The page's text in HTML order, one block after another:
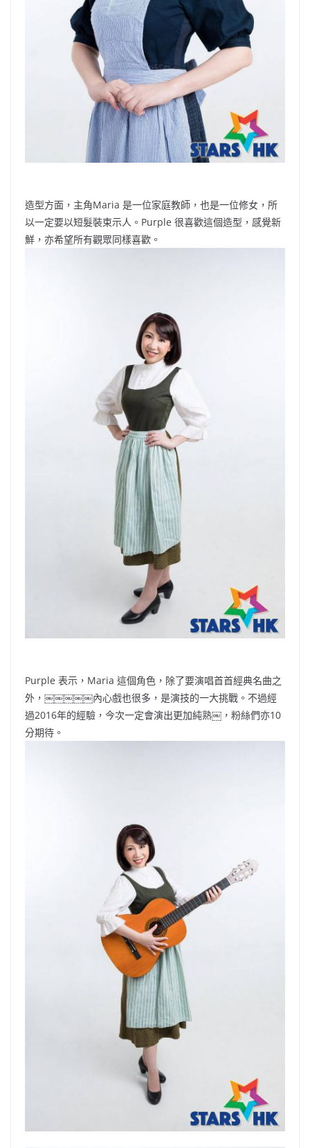
造型方面，主角Maria 是一位家庭教師，也是一位修女，所
以一定要以短髮裝束示人。Purple 很喜歡這個造型，感覺新
鮮，亦希望所有觀眾同樣喜歡。
Purple 表示，Maria 這個角色，除了要演唱首首經典名曲之
外，￼￼￼￼￼內心戲也很多，是演技的一大挑戰。不過經
過2016年的經驗，今次一定會演出更加純熟￼，粉絲們亦10
分期待。